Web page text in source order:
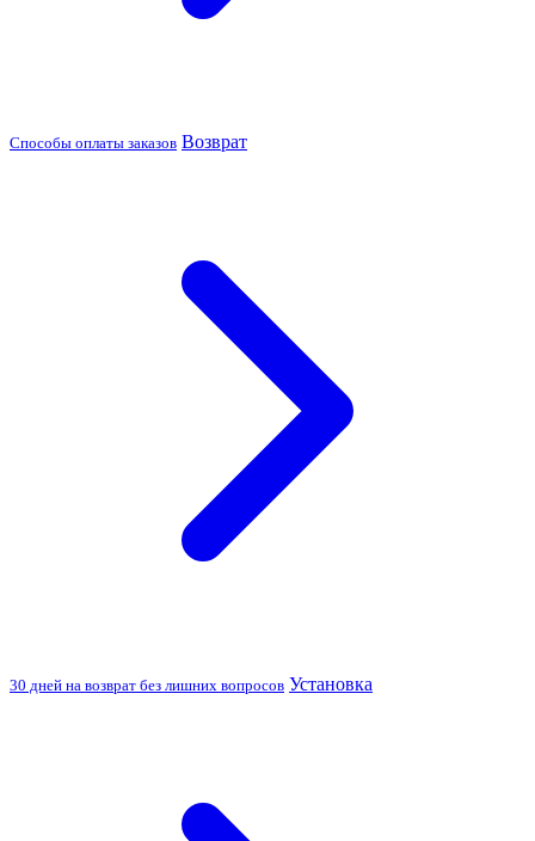
Способы оплаты заказов Возврат
30 дней на возврат без лишних вопросов Установка